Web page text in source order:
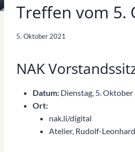
Treffen vom 5.
5. Oktober 2021
NAK
Datum: Dienstag, 5.
Ort:
nak.li/digital
Atelier, Rudolf-